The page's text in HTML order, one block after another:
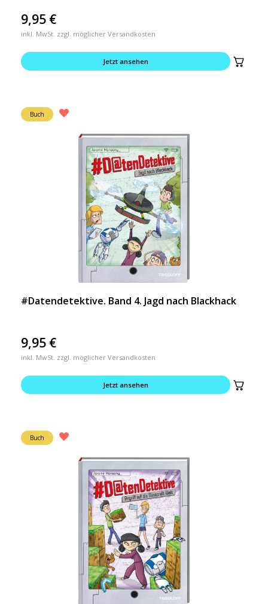
9,95 €
inkl. MwSt. zzgl. möglicher Versandkosten
Jetzt ansehen
Buch
#Datendetektive. Band 4. Jagd nach Blackhack
9,95 €
inkl. MwSt. zzgl. möglicher Versandkosten
Jetzt ansehen
Buch